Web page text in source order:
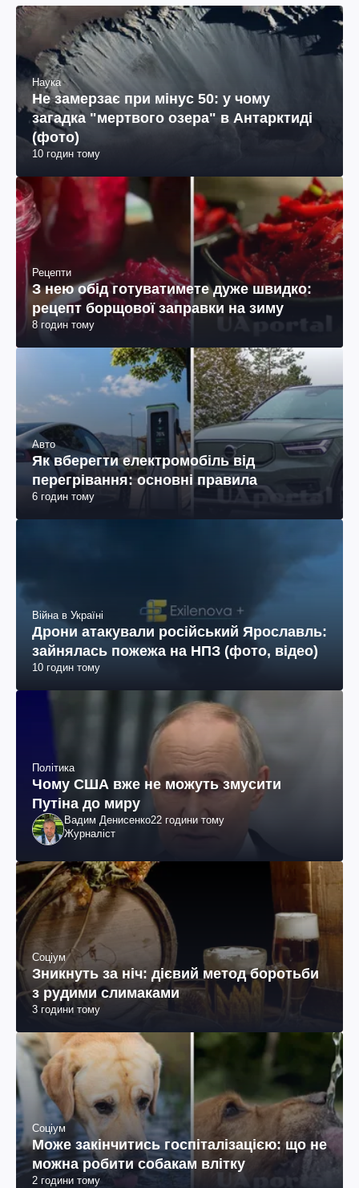
Наука
Не замерзає при мінус 50: у чому
загадка "мертвого озера" в Антарктиді
(фото)
10 годин тому
Рецепти
З нею обід готуватимете дуже швидко:
рецепт борщової заправки на зиму
8 годин тому
Авто
Як вберегти електромобіль від
перегрівання: основні правила
6 годин тому
Війна в Україні
Дрони атакували російський Ярославль:
зайнялась пожежа на НПЗ (фото, відео)
10 годин тому
Політика
Чому США вже не можуть змусити
Путіна до миру
Вадим Денисенко22 години тому
Журналіст
Соціум
Зникнуть за ніч: дієвий метод боротьби
з рудими слимаками
3 години тому
Соціум
Може закінчитись госпіталізацією: що не
можна робити собакам влітку
2 години тому